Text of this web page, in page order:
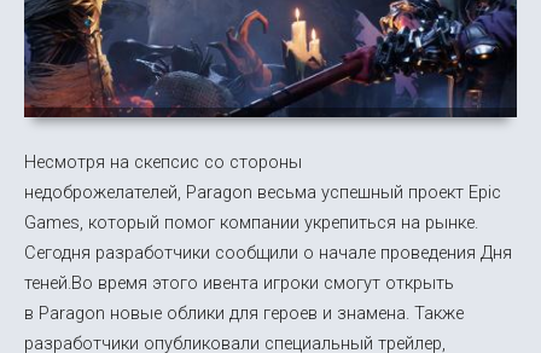
Несмотря на скепсис со стороны
недоброжелателей, Paragon весьма успешный проект Epic
Games, который помог компании укрепиться на рынке.
Сегодня разработчики сообщили о начале проведения Дня
теней.Во время этого ивента игроки смогут открыть
в Paragon новые облики для героев и знамена. Также
разработчики опубликовали специальный трейлер,